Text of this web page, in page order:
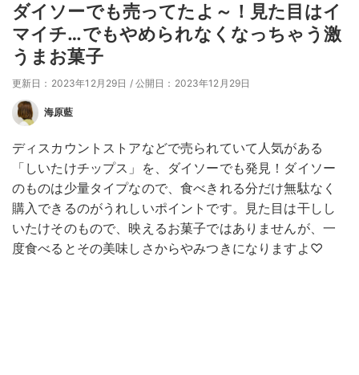
ダイソーでも売ってたよ～！見た目はイ
マイチ…でもやめられなくなっちゃう激
うまお菓子
更新日：2023年12月29日 / 公開日：2023年12月29日
海原藍
ディスカウントストアなどで売られていて人気がある
「しいたけチップス」を、ダイソーでも発見！ダイソー
のものは少量タイプなので、食べきれる分だけ無駄なく
購入できるのがうれしいポイントです。見た目は干しし
いたけそのもので、映えるお菓子ではありませんが、一
度食べるとその美味しさからやみつきになりますよ♡